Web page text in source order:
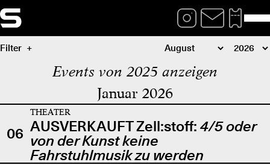
Filter
Events von 2025 anzeigen
Januar 2026
06
THEATER
AUSVERKAUFT Zell:stoff: 4/5 oder
von der Kunst keine
Fahrstuhlmusik zu werden